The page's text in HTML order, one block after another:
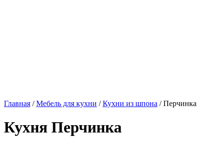
Главная /Мебель для кухни /Кухни из шпона / Перчинка
Кухня Перчинка